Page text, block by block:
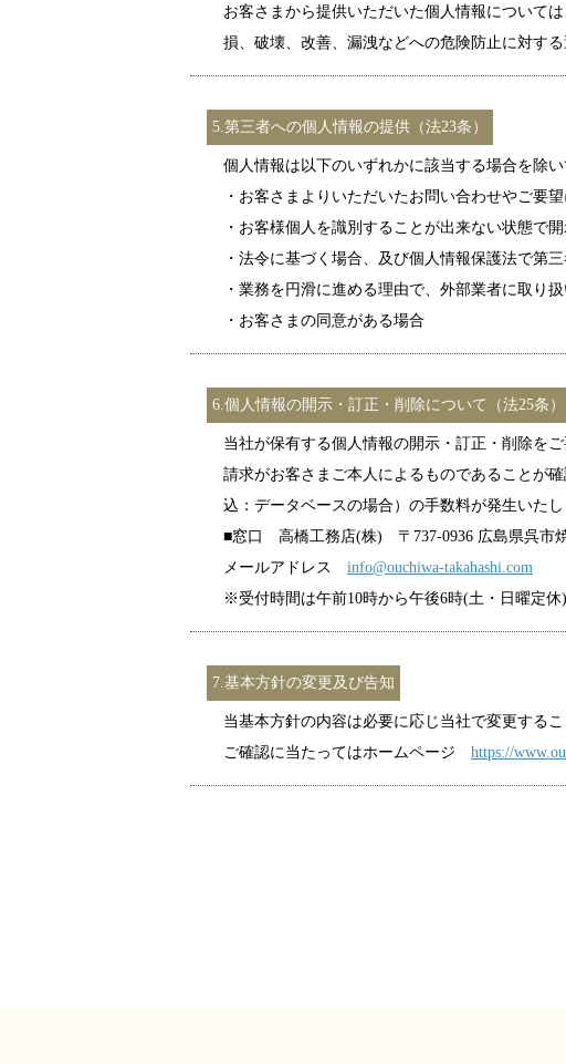
お客さまから提供いただいた個人情報について
損、破壊、改善、漏洩などへの危険防止に対す
5.第三者への個人情報の提供（法23条）
個人情報は以下のいずれかに該当する場合を除
・お客さまよりいただいたお問い合わせやご要
・お客様個人を識別することが出来ない状態で
・法令に基づく場合、及び個人情報保護法で第
・業務を円滑に進める理由で、外部業者に取り
・お客さまの同意がある場合
6.個人情報の開示・訂正・削除について（法25条）
当社が保有する個人情報の開示・訂正・削除を
請求がお客さまご本人によるものであることが
込：データベースの場合）の手数料が発生いた
■窓口 高橋工務店(株) 〒737-0936 広島県呉市
メールアドレス info@ouchiwa-takahashi.com
※受付時間は午前10時から午後6時(土・日曜定休)
7.基本方針の変更及び告知
当基本方針の内容は必要に応じ当社で変更するこ
ご確認に当たってはホームページ https://